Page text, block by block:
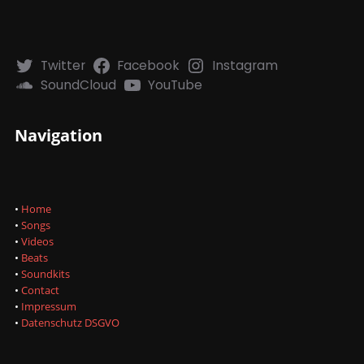
Twitter Facebook
Instagram
SoundCloud
YouTube
Navigation
• Home
• Songs
• Videos
• Beats
• Soundkits
• Contact
• Impressum
• Datenschutz DSGVO